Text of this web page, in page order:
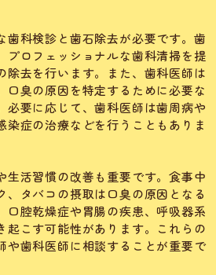
歯科検診と歯石除去が必要です。歯
プロフェッショナルな歯科清掃を提
除去を行います。また、歯科医師は
口臭の原因を特定するために必要な
必要に応じて、歯科医師は歯周病や
染症の治療などを行うこともありま
生活習慣の改善も重要です。食事中
、タバコの摂取は口臭の原因となる
口腔乾燥症や胃腸の疾患、呼吸器系
起こす可能性があります。これらの
や歯科医師に相談することが重要で